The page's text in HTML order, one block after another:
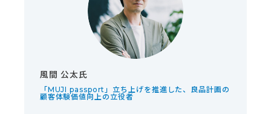
風間 公太氏
「MUJI passport」立ち上げを推進した、良品計画の
顧客体験価値向上の立役者